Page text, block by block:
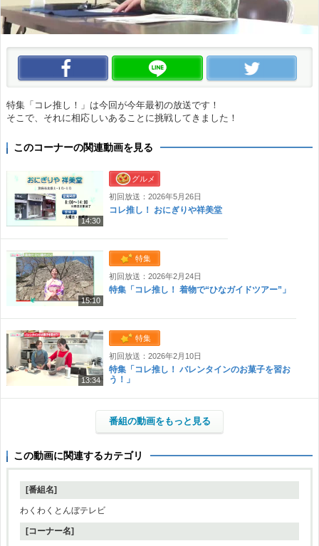
この動画をいいね！ この動画をLINEで送る
特集「コレ推し！」は今回が今年最初の放送です！
そこで、それに相応しいあることに挑戦してきました！
このコーナーの関連動画を見る
14:30
グルメ
初回放送：2026年5月26日
コレ推し！ おにぎりや祥美堂
15:10
特集
初回放送：2026年2月24日
特集「コレ推し！ 着物で“ひなガイドツアー”」
13:34
特集
初回放送：2026年2月10日
特集「コレ推し！ バレンタインのお菓子を習お
う！」
番組の動画をもっと見る
この動画に関連するカテゴリ
[番組名]
わくわくとんぼテレビ
[コーナー名]